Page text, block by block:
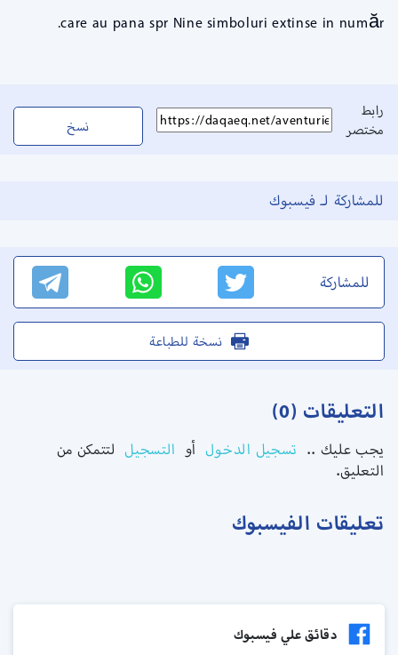
care au pana spr Nine simboluri extinse in număr.
رابط
مختصر
نسخ
للمشاركة لـ فيسبوك
للمشاركة
نسخة للطباعة
التعليقات (0)
يجب عليك .. تسجيل الدخول أو التسجيل لتتمكن من
التعليق.
تعليقات الفيسبوك
دقائق علي فيسبوك